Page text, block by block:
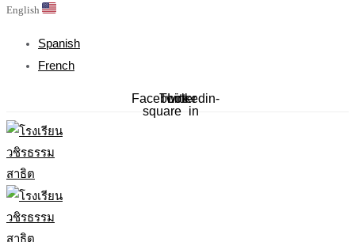
English
Spanish
French
Facebook-
square
Twitter
Linkedin-
in